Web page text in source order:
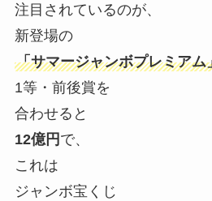
注目されているのが、
新登場の
「サマージャンボプレミアム
1等・前後賞を
合わせると
12億円 で、
これは
ジャンボ宝くじ